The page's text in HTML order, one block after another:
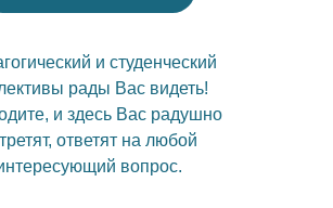
и студенческий
рады Вас видеть!
и здесь Вас радушно
ответят на любой
вопрос.